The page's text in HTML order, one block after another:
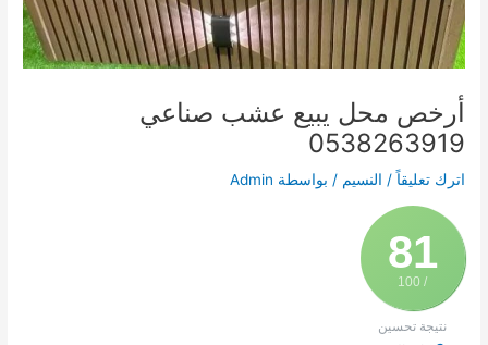
أرخص محل يبيع عشب صناعي
0538263919
اترك تعليقاً / النسيم / بواسطة Admin
81
/ 100
نتيجة تحسين